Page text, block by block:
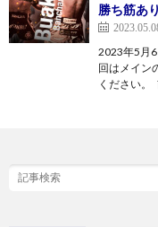
勝ち筋あ
2023年5月
回はメイン
ください